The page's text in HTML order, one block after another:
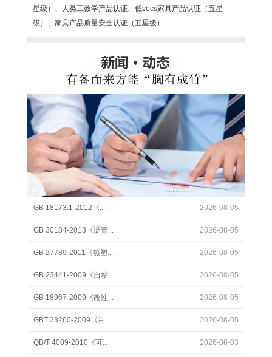
星级）、人类工效学产品认证、低vocs家具产品认证（五星
级）、家具产品质量安全认证（五星级）…
2026-08-05
GB 18173.1-2012《...
2026-08-05
GB 30184-2013《沥青...
2026-08-05
GB 27789-2011《热塑...
2026-08-05
GB 23441-2009《自粘...
2026-08-05
GB 18967-2009《改性...
2026-08-05
GBT 23260-2009《带...
2026-08-03
QB/T 4009-2010《可...